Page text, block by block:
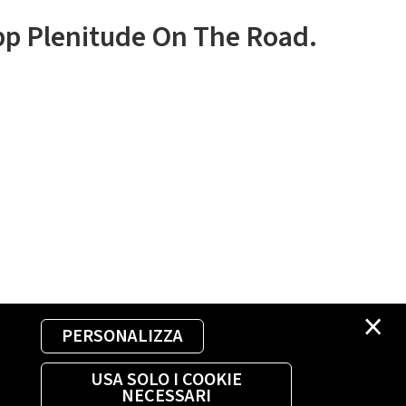
×
PERSONALIZZA
USA SOLO I COOKIE
NECESSARI
Plenitude On The Road.